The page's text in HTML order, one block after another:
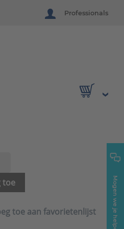
Professionals
Mogen we je helpen?
toe
toe aan favorietenlijst